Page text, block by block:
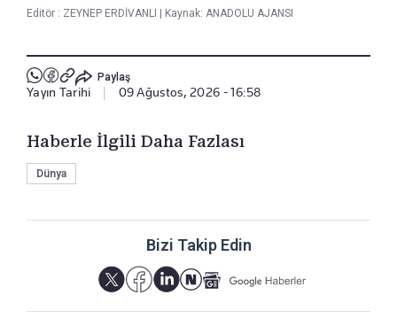
Editör : ZEYNEP ERDİVANLI Kaynak: ANADOLU AJANSI
Paylaş
Yayın Tarihi 09 Ağustos, 2026 - 16:58
Haberle İlgili Daha Fazlası
Dünya
Bizi Takip Edin